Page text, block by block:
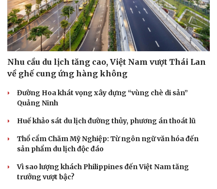
Nhu cầu du lịch tăng cao, Việt Nam vượt Thái Lan
về ghế cung ứng hàng không
Đường Hoa khát vọng xây dựng “vùng chè di sản”
Quảng Ninh
Huế khảo sát du lịch đường thủy, phương án thoát lũ
Thổ cẩm Chăm Mỹ Nghiệp: Từ ngôn ngữ văn hóa đến
sản phẩm du lịch độc đáo
Vì sao lượng khách Philippines đến Việt Nam tăng
trưởng vượt bậc?